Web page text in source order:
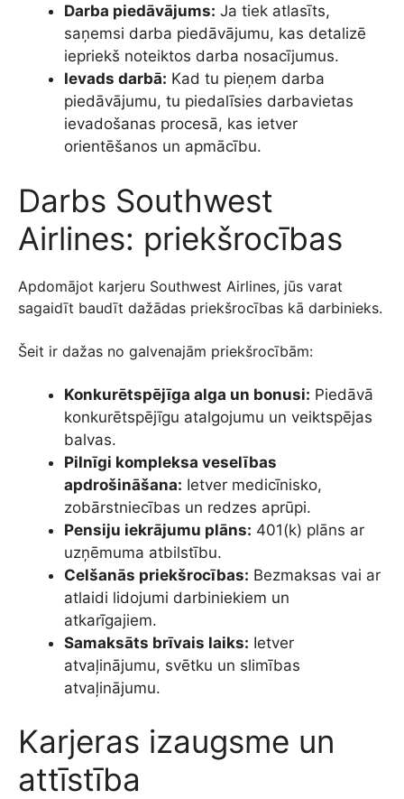
Darba piedāvājums: Ja tiek atlasīts,
saņemsi darba piedāvājumu, kas detalizē
iepriekš noteiktos darba nosacījumus.
Ievads darbā: Kad tu pieņem darba
piedāvājumu, tu piedalīsies darbavietas
ievadošanas procesā, kas ietver
orientēšanos un apmācību.
Darbs Southwest
Airlines: priekšrocības
Apdomājot karjeru Southwest Airlines, jūs varat
sagaidīt baudīt dažādas priekšrocības kā darbinieks.
Šeit ir dažas no galvenajām priekšrocībām:
Konkurētspējīga alga un bonusi: Piedāvā
konkurētspējīgu atalgojumu un veiktspējas
balvas.
Pilnīgi kompleksa veselības
apdrošināšana: Ietver medicīnisko,
zobārstniecības un redzes aprūpi.
Pensiju iekrājumu plāns: 401(k) plāns ar
uzņēmuma atbilstību.
Celšanās priekšrocības: Bezmaksas vai ar
atlaidi lidojumi darbiniekiem un
atkarīgajiem.
Samaksāts brīvais laiks: Ietver
atvaļinājumu, svētku un slimības
atvaļinājumu.
Karjeras izaugsme un
attīstība